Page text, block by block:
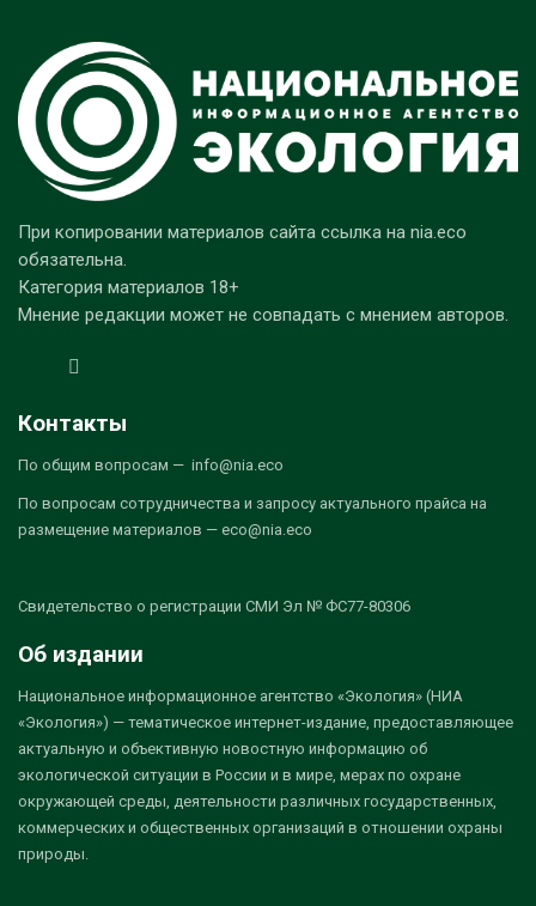
При копировании материалов сайта ссылка на nia.eco
обязательна.
Категория материалов 18+
Мнение редакции может не совпадать с мнением авторов.
Контакты
По общим вопросам — info@nia.eco
По вопросам сотрудничества и запросу актуального прайса на
размещение материалов — eco@nia.eco
Свидетельство о регистрации СМИ Эл № ФС77-80306
Об издании
Национальное информационное агентство «Экология» (НИА
«Экология») — тематическое интернет-издание, предоставляющее
актуальную и объективную новостную информацию об
экологической ситуации в России и в мире, мерах по охране
окружающей среды, деятельности различных государственных,
коммерческих и общественных организаций в отношении охраны
природы.